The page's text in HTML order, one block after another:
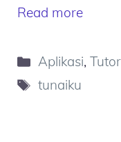
Read more
Kategori
Aplikasi,
Tag
tunaiku